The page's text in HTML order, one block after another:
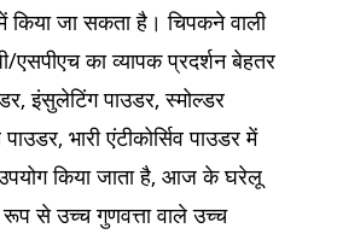
जा सकता है। चिपकने वाली
एसपीएच का व्यापक प्रदर्शन बेहतर
इंसुलेटिंग पाउडर, स्मोल्डर
भारी एंटीकोर्सिव पाउडर में
किया जाता है, आज के घरेलू
से उच्च गुणवत्ता वाले उच्च